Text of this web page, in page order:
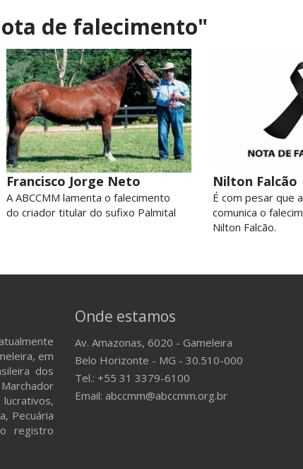
de falecimento"
Francisco Jorge Neto
A ABCCMM lamenta o falecimento
do criador titular do sufixo Palmital
Nilton Falcão
É com pesar que
comunica o
Nilton Falcão.
em
dos
lucrativos,
Pecuária
registro
Onde estamos
Av. Amazonas, 6020 - Gameleira
Belo Horizonte - MG - 30.510-000
Tel.: +55 31 3379-6100
Email: abccmm@abccmm.org.br